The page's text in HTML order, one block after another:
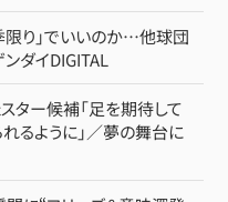
り」でいいのか…他球団
ダイDIGITAL
ター候補「足を期待して
るように」／夢の舞台に